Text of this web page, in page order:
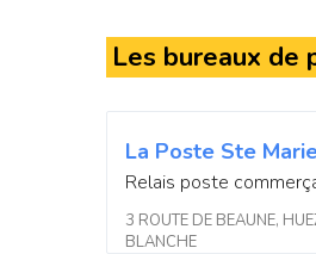
Les bureaux de
La Poste Ste
Relais poste
3 ROUTE DE BEAUNE,
BLANCHE